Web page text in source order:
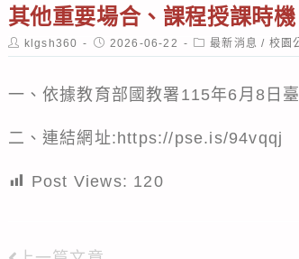
其他重要場合、課程授課時
Post
author:
klgsh360
Post
published:
2026-06-22
Post
category:
最新消息 / 校園
一、依據教育部國教署115年6月8日
二、連結網址:https://pse.is/94vqqj
Post Views: 120